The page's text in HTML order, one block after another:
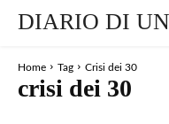
DIARIO DI
Home Tag Crisi dei 30
crisi dei 30